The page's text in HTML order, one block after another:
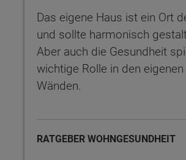
Das eigene Haus ist ein Ort
und sollte harmonisch
Aber auch die Gesundheit
wichtige Rolle in den eigenen
Wänden.
RATGEBER WOHNGESUNDHEIT